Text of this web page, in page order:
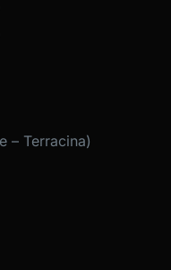
– Terracina)